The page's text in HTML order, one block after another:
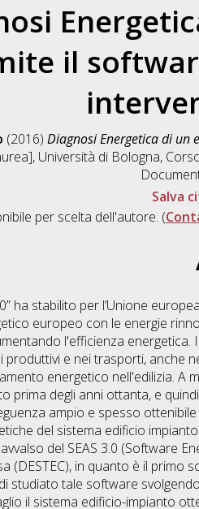
il
(2016) Diagnosi Energetica di un
Università di Bologna,
Salva
per scelta dell'autore. (
ha stabilito per l’Unione
europeo con le energie
l'efficienza
e nei trasporti, anche
energetico nell'edilizia. A
prima degli anni ottanta, e
ampio e spesso
del sistema edificio
del SEAS 3.0 (Software
(DESTEC), in quanto è il
studiato tale software
il sistema edificio-impianto